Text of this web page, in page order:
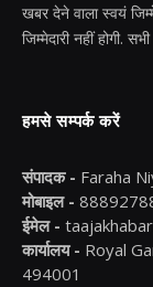
खबर देने वाला स्वयं
जिम्मेदारी नहीं होगी.
हमसे सम्पर्क करें
संपादक - Faraha
मोबाइल -
ईमेल -
कार्यालय - Royal
494001